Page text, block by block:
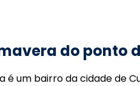
do ponto
é um bairro da cidade de